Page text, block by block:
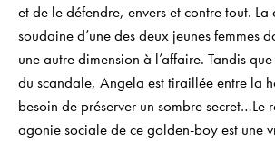
et de le défendre, envers et contre tout.
soudaine d’une des deux jeunes femmes
une autre dimension à l’affaire. Tandis
du scandale, Angela est tiraillée entre la
besoin de préserver un sombre secret…Le
agonie sociale de ce golden-boy est une